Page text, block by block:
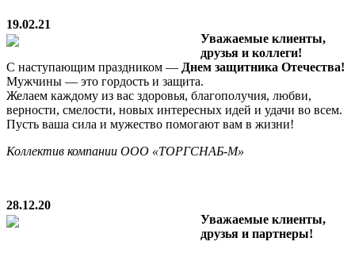
19.02.21
Уважаемые клиенты,
друзья и коллеги!
С наступающим праздником — Днем защитника Отечества!
Мужчины — это гордость и защита.
Желаем каждому из вас здоровья, благополучия, любви,
верности, смелости, новых интересных идей и удачи во всем.
Пусть ваша сила и мужество помогают вам в жизни!
Коллектив компании ООО «ТОРГСНАБ-М»
28.12.20
Уважаемые клиенты,
друзья и партнеры!